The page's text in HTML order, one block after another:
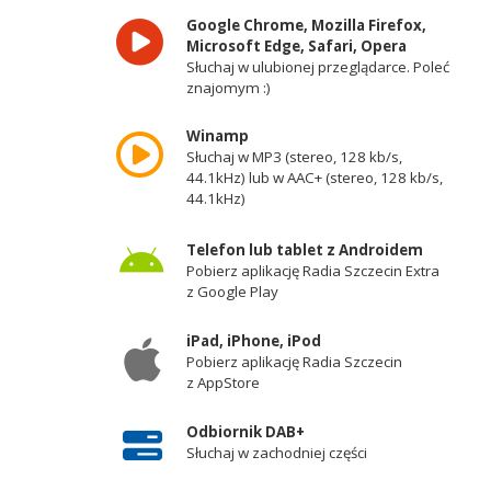
Google Chrome, Mozilla Firefox,
Microsoft Edge, Safari, Opera
Słuchaj w ulubionej przeglądarce. Poleć
znajomym :)
Winamp
Słuchaj w MP3 (stereo, 128 kb/s,
44.1kHz) lub w AAC+ (stereo, 128 kb/s,
44.1kHz)
Telefon lub tablet z Androidem
Pobierz aplikację Radia Szczecin Extra
z Google Play
iPad, iPhone, iPod
Pobierz aplikację Radia Szczecin
z AppStore
Odbiornik DAB+
Słuchaj w zachodniej części